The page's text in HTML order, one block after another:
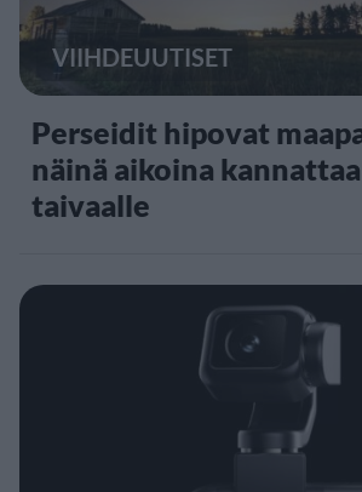
VIIHDEUUTISET
Perseidit hipovat
näinä aikoina
taivaalle